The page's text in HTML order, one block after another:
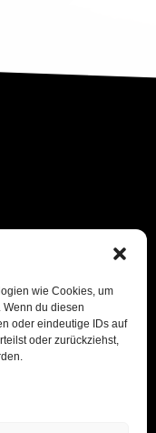
wie Cookies, um
du diesen
oder eindeutige IDs auf
oder zurückziehst,